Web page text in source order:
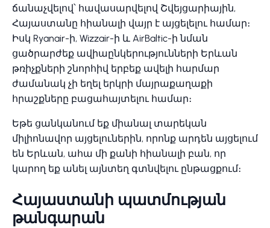
ճանաչվելով՝ հավասարվելով Շվեյցարիային,
Հայաստանը հիանալի վայր է այցելելու համար։
Իսկ Ryanair-ի, Wizzair-ի և AirBaltic-ի նման
ցածրարժեք ավիաընկերությունների Երևան
թռիչքների շնորհիվ երբեք ավելի հարմար
ժամանակ չի եղել երկրի մայրաքաղաքի
հրաշքները բացահայտելու համար։
Եթե ցանկանում եք միանալ տարեկան
միլիոնավոր այցելուներին, որոնք արդեն այցելում
են Երևան, ահա մի քանի հիանալի բան, որ
կարող եք անել այնտեղ գտնվելու ընթացքում։
Հայաստանի պատմության
թանգարան